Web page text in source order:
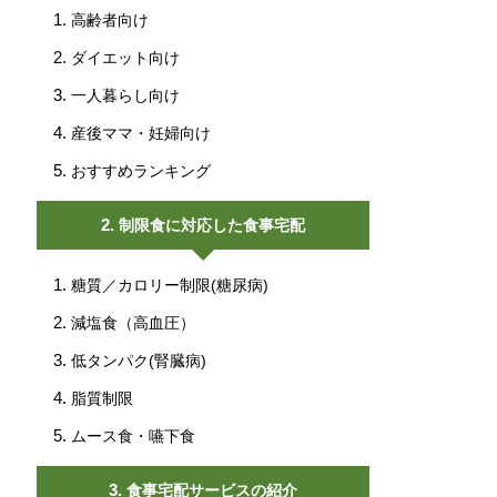
高齢者向け
ダイエット向け
一人暮らし向け
産後ママ・妊婦向け
おすすめランキング
制限食に対応した食事宅配
糖質／カロリー制限(糖尿病)
減塩食（高血圧）
低タンパク(腎臓病)
脂質制限
ムース食・嚥下食
食事宅配サービスの紹介